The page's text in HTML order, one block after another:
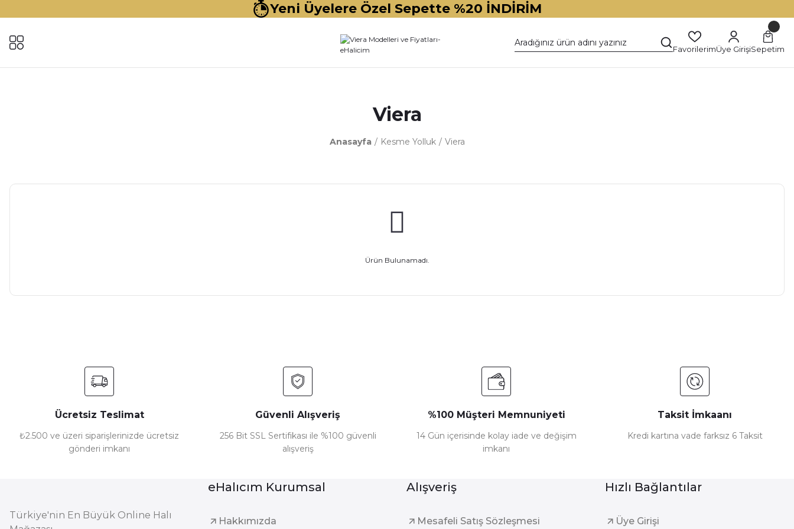
Yeni Üyelere Özel Sepette %20 İNDİRİM
FavorilerimÜye GirişiSepetim
Viera
Anasayfa Kesme Yolluk Viera
Ürün Bulunamadı.
Ücretsiz Teslimat
₺2.500 ve üzeri siparişlerinizde ücretsiz
gönderi imkanı
Güvenli Alışveriş
256 Bit SSL Sertifikası ile %100 güvenli
alışveriş
%100 Müşteri Memnuniyeti
14 Gün içerisinde kolay iade ve değişim
imkanı
Taksit İmkaanı
Kredi kartına vade farksız 6 Taksit
Türkiye'nin En Büyük Online Halı
eHalıcım Kurumsal
Hakkımızda
Alışveriş
Mesafeli Satış Sözleşmesi
Hızlı Bağlantılar
Üye Girişi